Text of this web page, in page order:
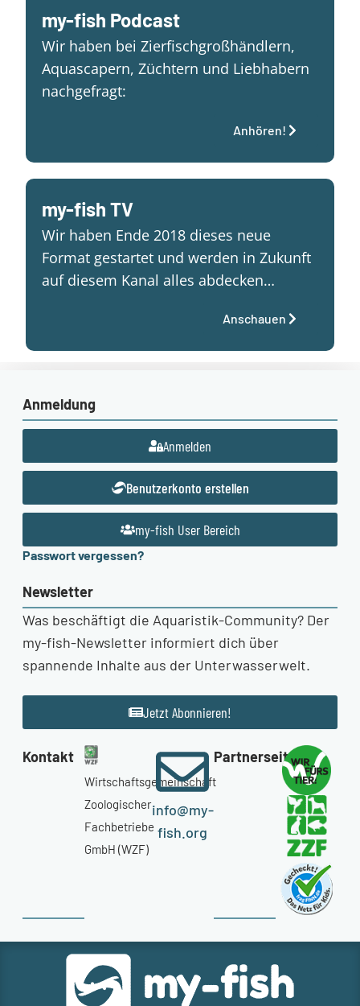
my-fish Podcast
Wir haben bei Zierfischgroßhändlern,
Aquascapern, Züchtern und Liebhabern
nachgefragt:
Anhören!
my-fish TV
Wir haben Ende 2018 dieses neue
Format gestartet und werden in Zukunft
auf diesem Kanal alles abdecken…
Anschauen
Anmeldung
Anmelden
Benutzerkonto erstellen
my-fish User Bereich
Passwort vergessen?
Newsletter
Was beschäftigt die Aquaristik-Community? Der
my-fish-Newsletter informiert dich über
spannende Inhalte aus der Unterwasserwelt.
Jetzt Abonnieren!
Kontakt
Wirtschaftsgemeinschaft
Zoologischer
Fachbetriebe
GmbH (WZF)
info@my-
fish.org
Partnerseiten